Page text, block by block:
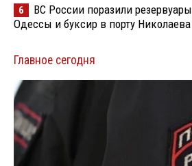
6
ВС России поразили
Одессы и буксир в порту Николаева
Главное сегодня